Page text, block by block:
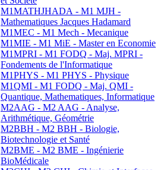
M1MATHJHADA - M1 MJH -
Mathematiques Jacques Hadamard
M1MEC - M1 Mech - Mecanique
M1MIE - M1 MiE - Master en Economie
M1MPRI - M1 FODQ - Maj. MPRI -
Fondements de l'Informatique
M1PHYS - M1 PHYS - Physique
M1QMI - M1 FODQ - Maj. QMI -
Quantique, Mathematiques, Informatique
M2AAG - M2 AAG - Analyse,
Arithmétique, Géométrie
M2BBH - M2 BBH - Biologie,
Biotechnologie et Santé
M2BME - M2 BME - Ingénierie
BioMédicale